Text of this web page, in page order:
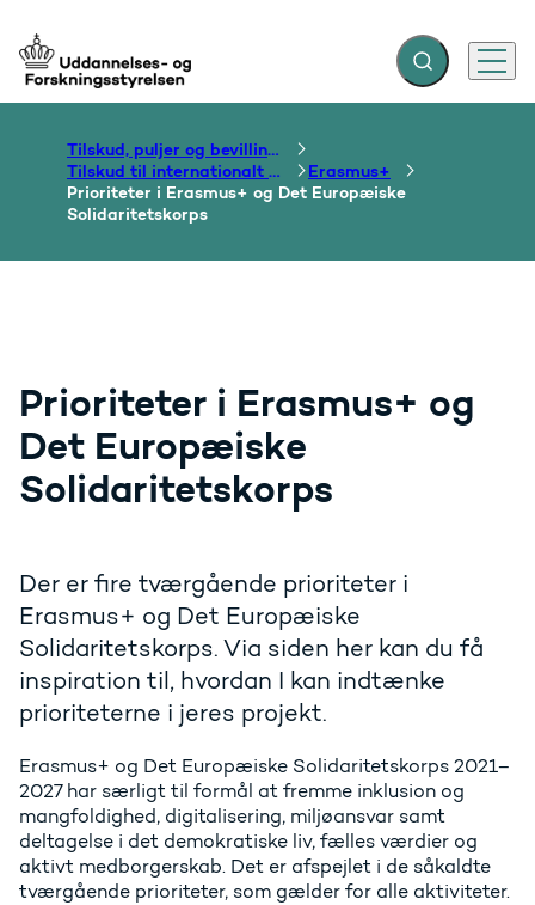
Gå til forsiden Fold søgefelt ud
Menu
Tilskud, puljer og bevillinger
Tilskud til internationalt samarbejde om uddannelse
Erasmus+
Prioriteter i Erasmus+ og Det Europæiske
Solidaritetskorps
Prioriteter i Erasmus+ og
Det Europæiske
Solidaritetskorps
Der er fire tværgående prioriteter i
Erasmus+ og Det Europæiske
Solidaritetskorps. Via siden her kan du få
inspiration til, hvordan I kan indtænke
prioriteterne i jeres projekt.
Erasmus+ og Det Europæiske Solidaritetskorps 2021–
2027 har særligt til formål at fremme inklusion og
mangfoldighed, digitalisering, miljøansvar samt
deltagelse i det demokratiske liv, fælles værdier og
aktivt medborgerskab. Det er afspejlet i de såkaldte
tværgående prioriteter, som gælder for alle aktiviteter.